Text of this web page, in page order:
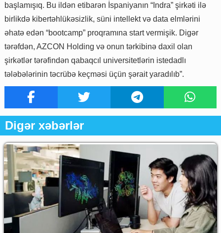
başlamışıq. Bu ildən etibarən İspaniyanın “Indra” şirkəti ilə
birlikdə kibertəhlükəsizlik, süni intellekt və data elmlərini
əhatə edən “bootcamp” proqramına start vermişik. Digər
tərəfdən, AZCON Holding və onun tərkibinə daxil olan
şirkətlər tərəfindən qabaqcıl universitetlərin istedadlı
tələbələrinin təcrübə keçməsi üçün şərait yaradılıb”.
Digər xəbərlər